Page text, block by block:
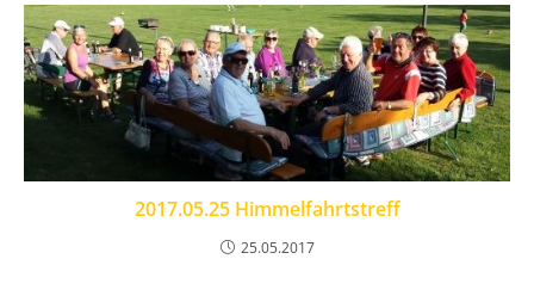
2017.05.25 Himmelfahrtstreff
25.05.2017